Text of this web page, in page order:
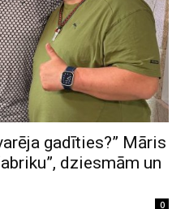
gadīties?” Māris
dziesmām un
0